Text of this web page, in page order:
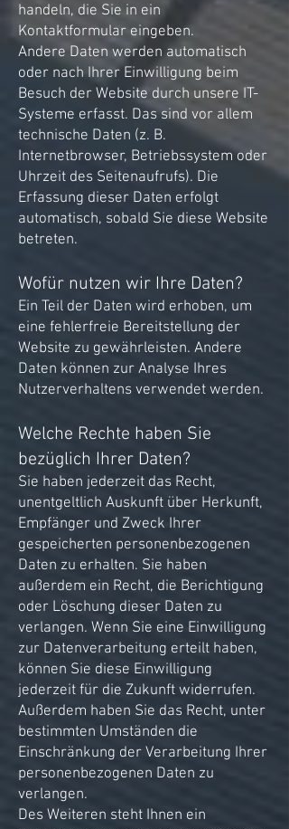
handeln, die Sie in ein
Kontaktformular eingeben.
Andere Daten werden automatisch
oder nach Ihrer Einwilligung beim
Besuch der Website durch unsere IT-
Systeme erfasst. Das sind vor allem
technische Daten (z. B.
Internetbrowser, Betriebssystem oder
Uhrzeit des Seitenaufrufs). Die
Erfassung dieser Daten erfolgt
automatisch, sobald Sie diese Website
betreten.
Wofür nutzen wir Ihre Daten?
Ein Teil der Daten wird erhoben, um
eine fehlerfreie Bereitstellung der
Website zu gewährleisten. Andere
Daten können zur Analyse Ihres
Nutzerverhaltens verwendet werden.
Welche Rechte haben Sie
bezüglich Ihrer Daten?
Sie haben jederzeit das Recht,
unentgeltlich Auskunft über Herkunft,
Empfänger und Zweck Ihrer
gespeicherten personenbezogenen
Daten zu erhalten. Sie haben
außerdem ein Recht, die Berichtigung
oder Löschung dieser Daten zu
verlangen. Wenn Sie eine Einwilligung
zur Datenverarbeitung erteilt haben,
können Sie diese Einwilligung
jederzeit für die Zukunft widerrufen.
Außerdem haben Sie das Recht, unter
bestimmten Umständen die
Einschränkung der Verarbeitung Ihrer
personenbezogenen Daten zu
verlangen.
Des Weiteren steht Ihnen ein